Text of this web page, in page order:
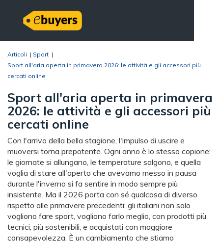
Articoli | Sport |
Sport all'aria aperta in primavera 2026: le attività e gli accessori più
cercati online
Sport all'aria aperta in primavera
2026: le attività e gli accessori più
cercati online
Con l'arrivo della bella stagione, l'impulso di uscire e
muoversi torna prepotente. Ogni anno è lo stesso copione:
le giornate si allungano, le temperature salgono, e quella
voglia di stare all'aperto che avevamo messo in pausa
durante l'inverno si fa sentire in modo sempre più
insistente. Ma il 2026 porta con sé qualcosa di diverso
rispetto alle primavere precedenti: gli italiani non solo
vogliono fare sport, vogliono farlo meglio, con prodotti più
tecnici, più sostenibili, e acquistati con maggiore
consapevolezza. È un cambiamento che stiamo